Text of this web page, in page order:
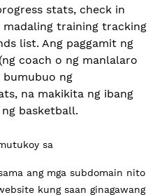
stats, check in
training tracking
list. Ang paggamit ng
coach o ng manlalaro
bumubuo ng
na makikita ng ibang
basketball.
sa
ang mga subdomain nito
kung saan ginagawang